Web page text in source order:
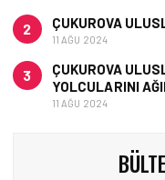
2 ÇUKUROVA
11 AĞU 2024
3
ÇUKUROVA
YOLCULARINI
11 AĞU 2024